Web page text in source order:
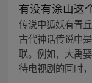
有没有涂山这
传说中狐妖有青
古代神话传说中
联。例如，大禹
待电视剧的同时